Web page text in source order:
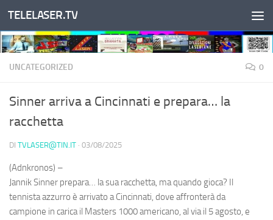
Salta al contenuto
TELELASER.TV
UNCATEGORIZED 0
Sinner arriva a Cincinnati e prepara… la
racchetta
DI TVLASER@TIN.IT · 03/08/2025
(Adnkronos) –
Jannik Sinner prepara… la sua racchetta, ma quando gioca? Il
tennista azzurro è arrivato a Cincinnati, dove affronterà da
campione in carica il Masters 1000 americano, al via il 5 agosto, e